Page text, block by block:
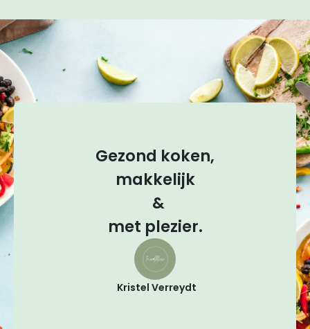
Gezond koken,
makkelijk
&
met plezier.
Kristel Verreydt